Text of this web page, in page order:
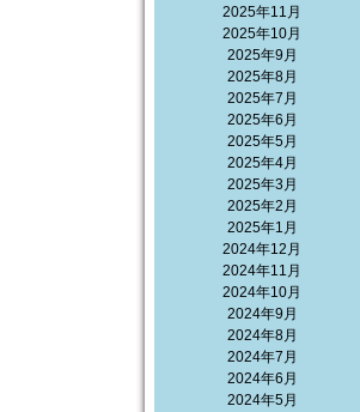
2025年11月
2025年10月
2025年9月
2025年8月
2025年7月
2025年6月
2025年5月
2025年4月
2025年3月
2025年2月
2025年1月
2024年12月
2024年11月
2024年10月
2024年9月
2024年8月
2024年7月
2024年6月
2024年5月